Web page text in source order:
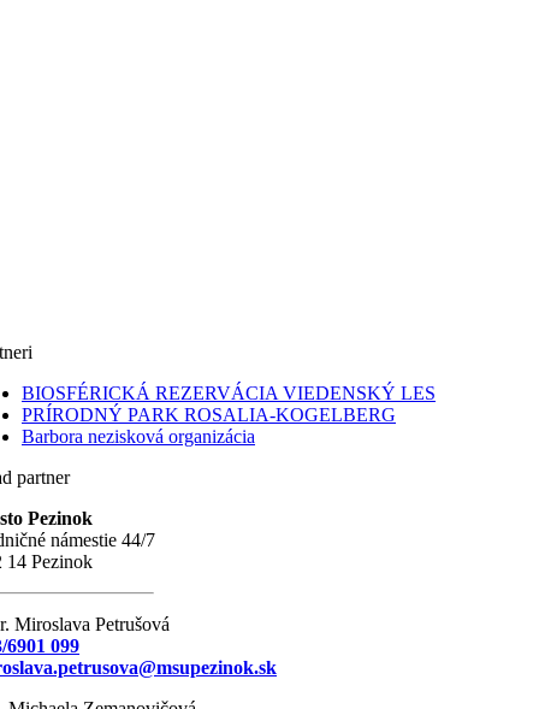
BIOSFÉRICKÁ REZERVÁCIA VIEDENSKÝ LES
PRÍRODNÝ PARK ROSALIA-KOGELBERG
Barbora nezisková organizácia
partner
Pezinok
námestie 44/7
14 Pezinok
Miroslava Petrušová
6901 099